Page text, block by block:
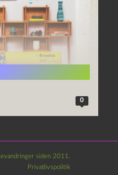
0
siden 2011.
Privatlivspolitik